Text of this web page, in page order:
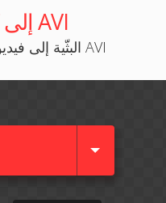
محوّل MXF إلى AVI
تحويل تسجيلات MXF البثّية إلى فيديو AVI